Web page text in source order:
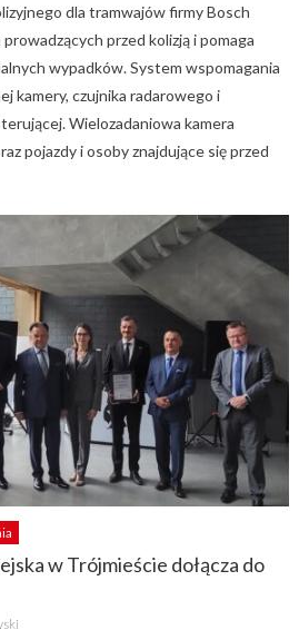
dla tramwajów firmy Bosch
przed kolizją i pomaga
wypadków. System wspomagania
kamery, czujnika radarowego i
Wielozadaniowa kamera
pojazdy i osoby znajdujące się przed
w Trójmieście dołącza do